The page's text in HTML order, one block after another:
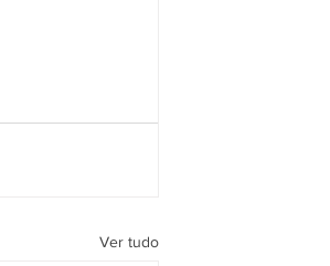
Ver tudo